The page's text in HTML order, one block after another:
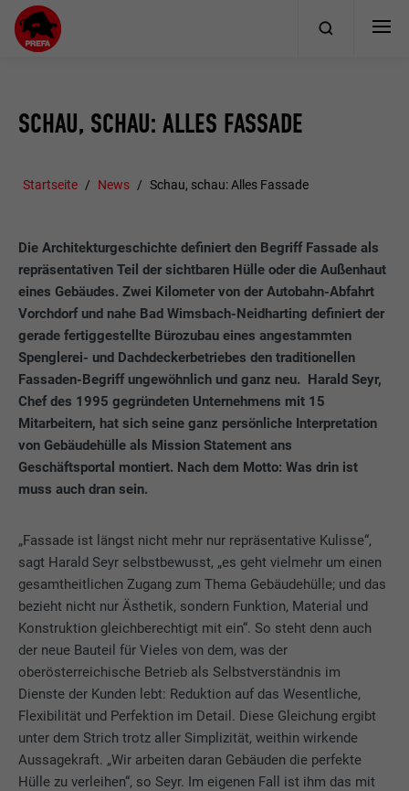
SCHAU, SCHAU: ALLES FASSADE
Startseite News Schau, schau: Alles Fassade
Die Architekturgeschichte definiert den Begriff Fassade als
repräsentativen Teil der sichtbaren Hülle oder die Außenhaut
eines Gebäudes. Zwei Kilometer von der Autobahn-Abfahrt
Vorchdorf und nahe Bad Wimsbach-Neidharting definiert der
gerade fertiggestellte Bürozubau eines angestammten
Spenglerei- und Dachdeckerbetriebes den traditionellen
Fassaden-Begriff ungewöhnlich und ganz neu. Harald Seyr,
Chef des 1995 gegründeten Unternehmens mit 15
Mitarbeitern, hat sich seine ganz persönliche Interpretation
von Gebäudehülle als Mission Statement ans
Geschäftsportal montiert. Nach dem Motto: Was drin ist
muss auch dran sein.
„Fassade ist längst nicht mehr nur repräsentative Kulisse“,
sagt Harald Seyr selbstbewusst, „es geht vielmehr um einen
gesamtheitlichen Zugang zum Thema Gebäudehülle; und das
bezieht nicht nur Ästhetik, sondern Funktion, Material und
Konstruktion gleichberechtigt mit ein“. So steht denn auch
der neue Bauteil für Vieles von dem, was der
oberösterreichische Betrieb als Selbstverständnis im
Dienste der Kunden lebt: Reduktion auf das Wesentliche,
Flexibilität und Perfektion im Detail. Diese Gleichung ergibt
unter dem Strich trotz aller Simplizität, weithin wirkende
Aussagekraft. „Wir arbeiten daran Gebäuden die perfekte
Hülle zu verleihen“, so Seyr. Im eigenen Fall ist ihm das mit